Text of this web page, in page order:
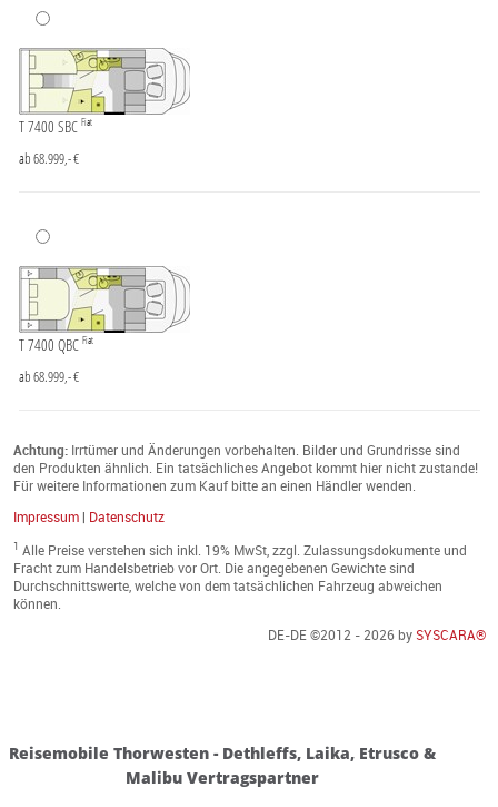
Reisemobile Thorwesten - Dethleffs, Laika, Etrusco &
Malibu Vertragspartner